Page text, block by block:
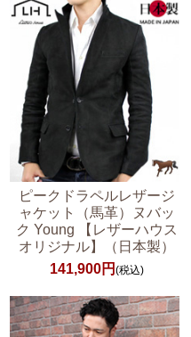
ピークドラペルレザージ
ャケット（馬革）ヌバッ
ク Young 【レザーハウス
オリジナル】（日本製）
141,900円(税込)